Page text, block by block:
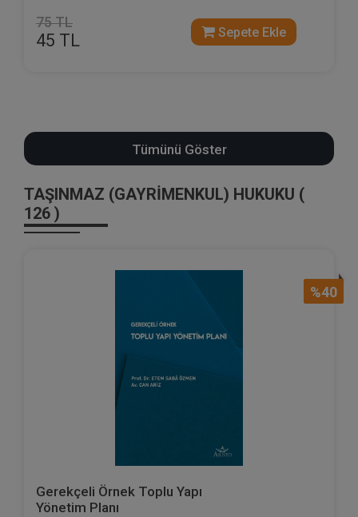
75 TL
45 TL Sepete Ekle
Tümünü Göster
TAŞINMAZ (GAYRİMENKUL) HUKUKU (
126 )
%40
Gerekçeli Örnek Toplu Yapı
Yönetim Planı